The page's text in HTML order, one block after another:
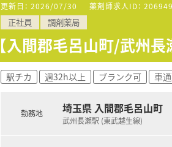
更新日： 2026/07/30 薬剤師求人ID： 206949
正社員 調剤薬局
【入間郡毛呂山町/武州
駅チカ 週32h以上 ブランク可 車
勤務地 埼玉県 入間郡毛呂山町
武州長瀬駅 (東武越生線)